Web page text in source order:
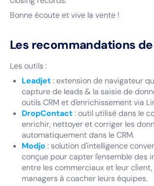
Bonne écoute et vive la vente !
Les recommandations
Les outils :
Leadjet: extension de navigateur
capture de leads & la saisie de
outils CRM et d'enrichissement via
DropContact: outil utilisé dans le
enrichir, nettoyer et corriger les
automatiquement dans le CRM.
Modjo : solution d'intelligence
conçue pour capter l'ensemble des
entre les commerciaux et leur
managers à coacher leurs équipes.